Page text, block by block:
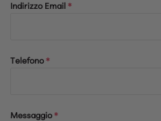
Indirizzo Email *
Telefono *
Messaggio *